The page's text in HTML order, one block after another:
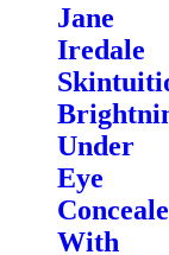
Jane
Iredale
Under
Eye
With